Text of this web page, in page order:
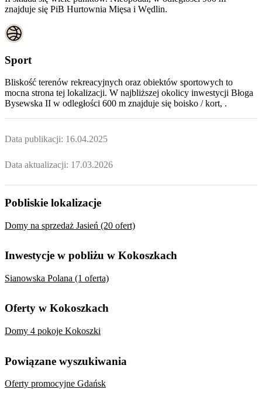
znajduje się PiB Hurtownia Mięsa i Wędlin.
Sport
Bliskość terenów rekreacyjnych oraz obiektów sportowych to
mocna strona tej lokalizacji. W najbliższej okolicy inwestycji Błoga
Bysewska II w odległości 600 m znajduje się boisko / kort, .
Data publikacji: 16.04.2025
Data aktualizacji: 17.03.2026
Pobliskie lokalizacje
Domy na sprzedaż Jasień (20 ofert)
Inwestycje w pobliżu w Kokoszkach
Sianowska Polana (1 oferta)
Oferty w Kokoszkach
Domy 4 pokoje Kokoszki
Powiązane wyszukiwania
Oferty promocyjne Gdańsk